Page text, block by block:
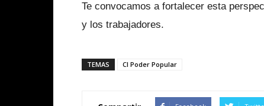
Te convocamos a fortalecer esta
y los trabajadores.
TEMAS CI Poder Popular